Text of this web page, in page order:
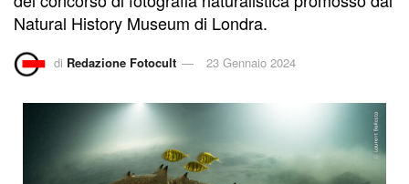
Natural History Museum di Londra.
di Redazione Fotocult 23 Gennaio 2024